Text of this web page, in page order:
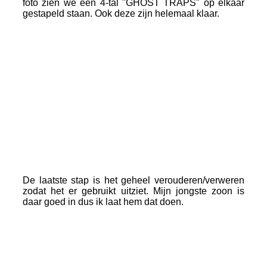
foto zien we een 4-tal "GHOST TRAPS" op elkaar
gestapeld staan. Ook deze zijn helemaal klaar.
De laatste stap is het geheel verouderen/verweren
zodat het er gebruikt uitziet. Mijn jongste zoon is
daar goed in dus ik laat hem dat doen.